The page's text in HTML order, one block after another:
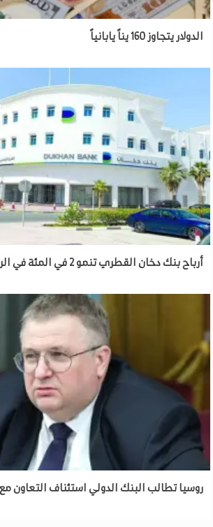
الدولار يتجاوز 160 يناً يابانياً
أرباح بنك دخان القطري تنمو 2 في المئة في الربع الأول 2024
روسيا تطالب البنك الدولي استئناف التعاون